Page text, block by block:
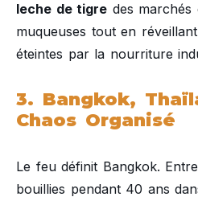
leche de tigre des
muqueuses tout en
éteintes par la nourriture
3. Bangkok,
Chaos Organisé
Le feu définit Bangkok.
bouillies pendant 40 ans